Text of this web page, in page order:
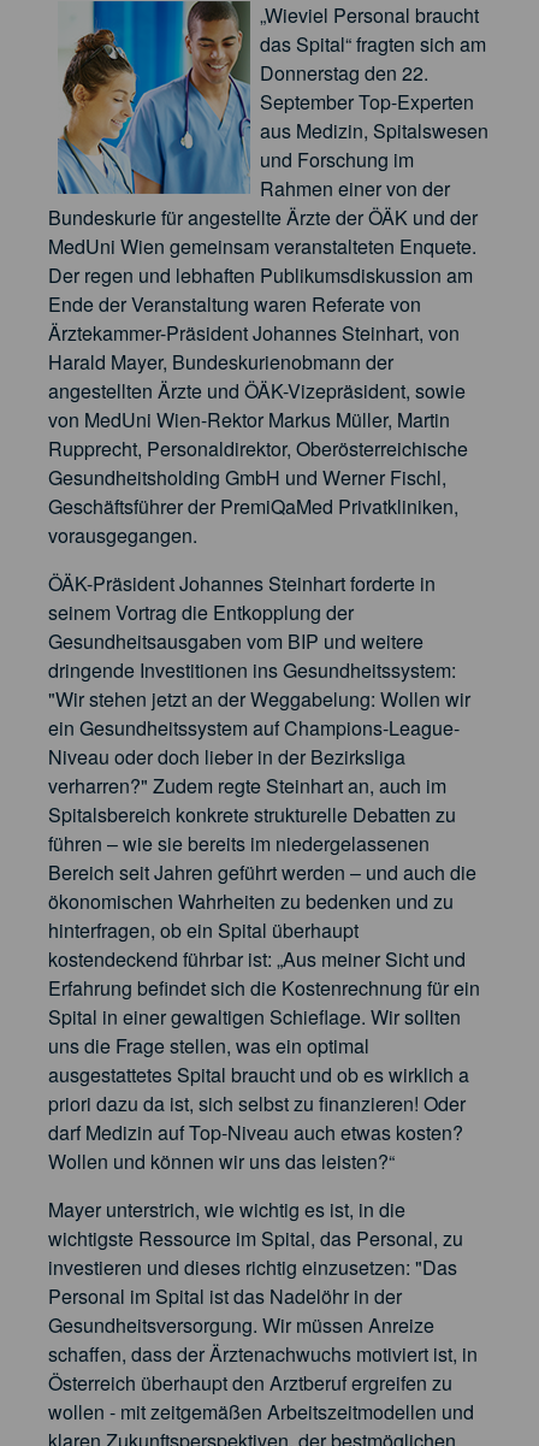
„Wieviel Personal braucht
das Spital“ fragten sich am
Donnerstag den 22.
September Top-Experten
aus Medizin, Spitalswesen
und Forschung im
Rahmen einer von der
Bundeskurie für angestellte Ärzte der ÖÄK und der
MedUni Wien gemeinsam veranstalteten Enquete.
Der regen und lebhaften Publikumsdiskussion am
Ende der Veranstaltung waren Referate von
Ärztekammer-Präsident Johannes Steinhart, von
Harald Mayer, Bundeskurienobmann der
angestellten Ärzte und ÖÄK-Vizepräsident, sowie
von MedUni Wien-Rektor Markus Müller, Martin
Rupprecht, Personaldirektor, Oberösterreichische
Gesundheitsholding GmbH und Werner Fischl,
Geschäftsführer der PremiQaMed Privatkliniken,
vorausgegangen.
ÖÄK-Präsident Johannes Steinhart forderte in
seinem Vortrag die Entkopplung der
Gesundheitsausgaben vom BIP und weitere
dringende Investitionen ins Gesundheitssystem:
"Wir stehen jetzt an der Weggabelung: Wollen wir
ein Gesundheitssystem auf Champions-League-
Niveau oder doch lieber in der Bezirksliga
verharren?" Zudem regte Steinhart an, auch im
Spitalsbereich konkrete strukturelle Debatten zu
führen – wie sie bereits im niedergelassenen
Bereich seit Jahren geführt werden – und auch die
ökonomischen Wahrheiten zu bedenken und zu
hinterfragen, ob ein Spital überhaupt
kostendeckend führbar ist: „Aus meiner Sicht und
Erfahrung befindet sich die Kostenrechnung für ein
Spital in einer gewaltigen Schieflage. Wir sollten
uns die Frage stellen, was ein optimal
ausgestattetes Spital braucht und ob es wirklich a
priori dazu da ist, sich selbst zu finanzieren! Oder
darf Medizin auf Top-Niveau auch etwas kosten?
Wollen und können wir uns das leisten?“
Mayer unterstrich, wie wichtig es ist, in die
wichtigste Ressource im Spital, das Personal, zu
investieren und dieses richtig einzusetzen: "Das
Personal im Spital ist das Nadelöhr in der
Gesundheitsversorgung. Wir müssen Anreize
schaffen, dass der Ärztenachwuchs motiviert ist, in
Österreich überhaupt den Arztberuf ergreifen zu
wollen - mit zeitgemäßen Arbeitszeitmodellen und